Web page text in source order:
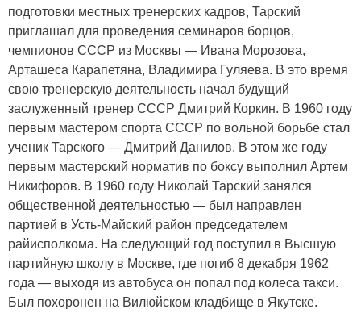
подготовки местных тренерских кадров, Тарский
приглашал для проведения семинаров борцов,
чемпионов СССР из Москвы — Ивана Морозова,
Арташеса Карапетяна, Владимира Гуляева. В это время
свою тренерскую деятельность начал будущий
заслуженный тренер СССР Дмитрий Коркин. В 1960 году
первым мастером спорта СССР по вольной борьбе стал
ученик Тарского — Дмитрий Данилов. В этом же году
первым мастерский норматив по боксу выполнил Артем
Никифоров. В 1960 году Николай Тарский занялся
общественной деятельностью — был направлен
партией в Усть-Майский район председателем
райисполкома. На следующий год поступил в Высшую
партийную школу в Москве, где погиб 8 декабря 1962
года — выходя из автобуса он попал под колеса такси.
Был похоронен на Вилюйском кладбище в Якутске.